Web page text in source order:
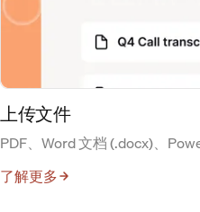
上传文件
PDF、Word 文档 (.docx)、
了解更多